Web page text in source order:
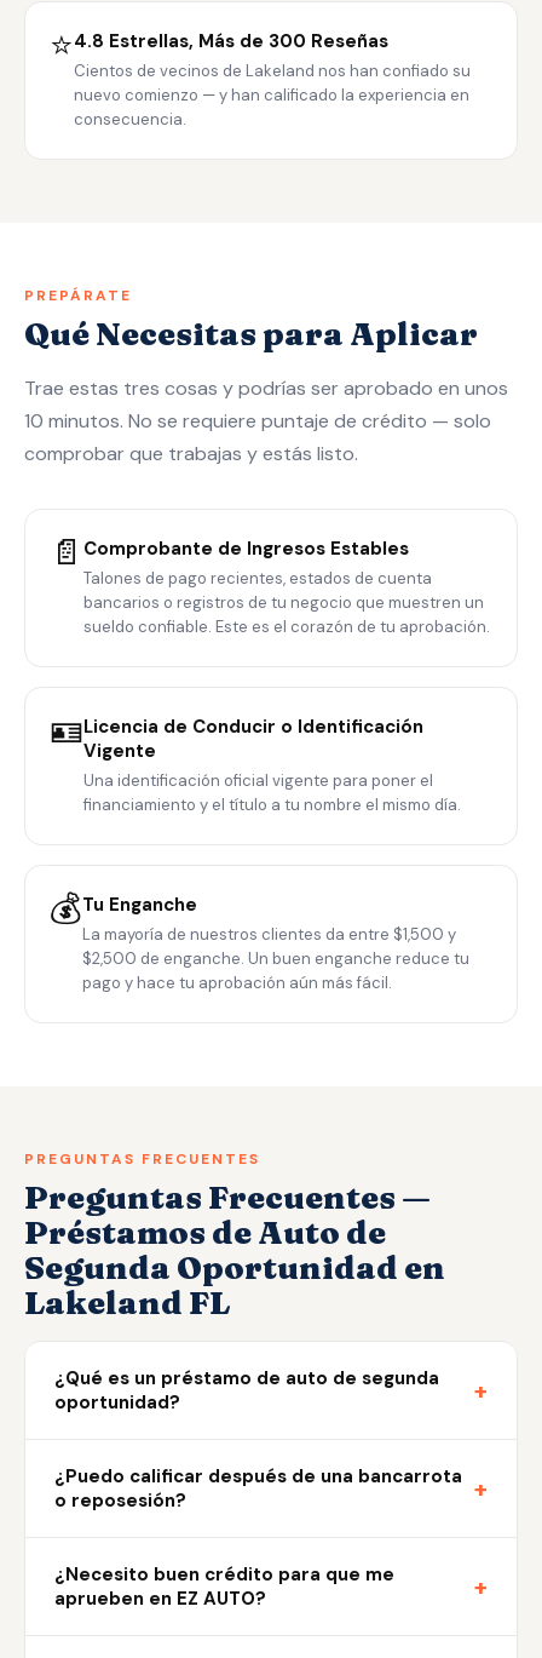
⭐4.8 Estrellas, Más de 300 Reseñas
Cientos de vecinos de Lakeland nos han confiado su
nuevo comienzo — y han calificado la experiencia en
consecuencia.
PREPÁRATE
Qué Necesitas para Aplicar
Trae estas tres cosas y podrías ser aprobado en unos
10 minutos. No se requiere puntaje de crédito — solo
comprobar que trabajas y estás listo.
📄 Comprobante de Ingresos Estables
Talones de pago recientes, estados de cuenta
bancarios o registros de tu negocio que muestren un
sueldo confiable. Este es el corazón de tu aprobación.
🪪Licencia de Conducir o Identificación
Vigente
Una identificación oficial vigente para poner el
financiamiento y el título a tu nombre el mismo día.
💰Tu Enganche
La mayoría de nuestros clientes da entre $1,500 y
$2,500 de enganche. Un buen enganche reduce tu
pago y hace tu aprobación aún más fácil.
PREGUNTAS FRECUENTES
Preguntas Frecuentes —
Préstamos de Auto de
Segunda Oportunidad en
Lakeland FL
¿Qué es un préstamo de auto de segunda
oportunidad?
+
¿Puedo calificar después de una bancarrota
o reposesión?
+
¿Necesito buen crédito para que me
aprueben en EZ AUTO?
+